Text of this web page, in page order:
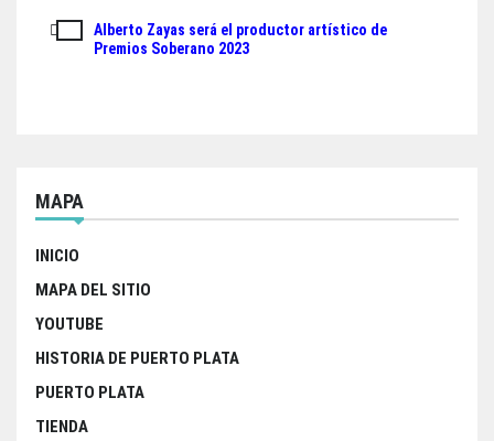
entradas
Alberto Zayas será el productor artístico de
Premios Soberano 2023
MAPA
INICIO
MAPA DEL SITIO
YOUTUBE
HISTORIA DE PUERTO PLATA
PUERTO PLATA
TIENDA